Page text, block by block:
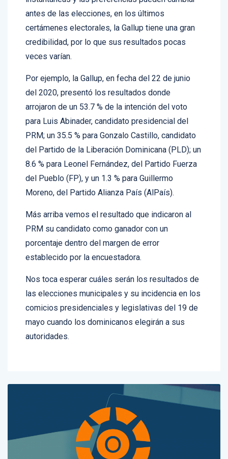
antes de las elecciones, en los últimos
certámenes electorales, la Gallup tiene una gran
credibilidad, por lo que sus resultados pocas
veces varían.
Por ejemplo, la Gallup, en fecha del 22 de junio
del 2020, presentó los resultados donde
arrojaron de un 53.7 % de la intención del voto
para Luis Abinader, candidato presidencial del
PRM; un 35.5 % para Gonzalo Castillo, candidato
del Partido de la Liberación Dominicana (PLD); un
8.6 % para Leonel Fernández, del Partido Fuerza
del Pueblo (FP), y un 1.3 % para Guillermo
Moreno, del Partido Alianza País (AlPaís).
Más arriba vemos el resultado que indicaron al
PRM su candidato como ganador con un
porcentaje dentro del margen de error
establecido por la encuestadora.
Nos toca esperar cuáles serán los resultados de
las elecciones municipales y su incidencia en los
comicios presidenciales y legislativas del 19 de
mayo cuando los dominicanos elegirán a sus
autoridades.